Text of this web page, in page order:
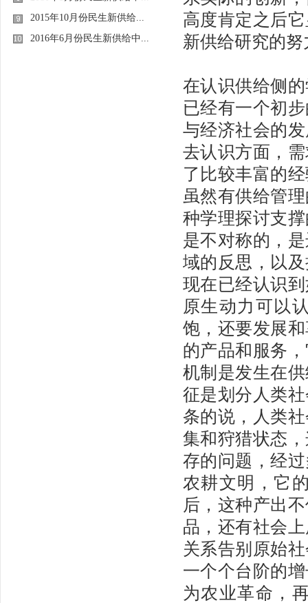
2015年10月份民生新供给...
2016年6月份民生新供给中...
高度肯定之后
新供给研究的
在认识供给侧
已经有一个初
与经济社会的
去认识方面，
了比较丰富的
虽然有供给管
种学理探讨支
是不对称的，
域的反思，以
现在已经认识
原生动力可以
饱，还要发展
的产品和服务
机制是发生在
征是划分人类
条的说，人类
集和狩猎状态
存的问题，经
农耕文明，它
后，这种产出
品，还有社会
关系告别原始
一个个台阶的
为农业革命，